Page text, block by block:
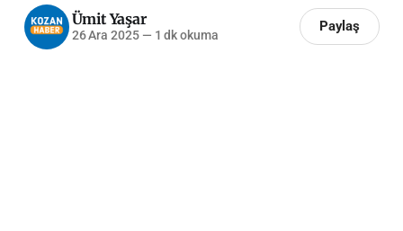
Ümit Yaşar
26 Ara 2025 — 1 dk okuma
Paylaş